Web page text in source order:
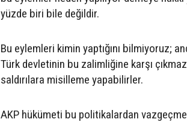
yüzde biri bile değildir.
Bu eylemleri kimin yaptığını bilmiyoruz;
Türk devletinin bu zalimliğine karşı
saldırılara misilleme yapabilirler.
AKP hükümeti bu politikalardan